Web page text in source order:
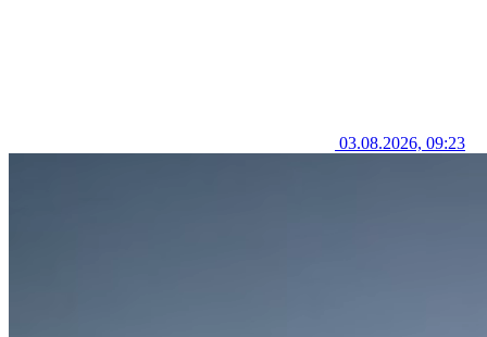
03.08.2026, 09:23